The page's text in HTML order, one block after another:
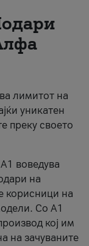
лимитот на
уникатен
преку своето
воведува
на
корисници на
Со A1
кој им
на зачуваните